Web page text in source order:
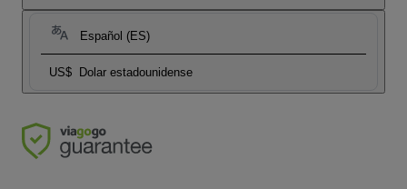
Español (ES)
US$ Dolar estadounidense